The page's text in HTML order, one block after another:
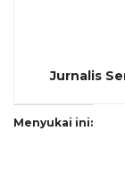
Jurnalis
Menyukai ini: